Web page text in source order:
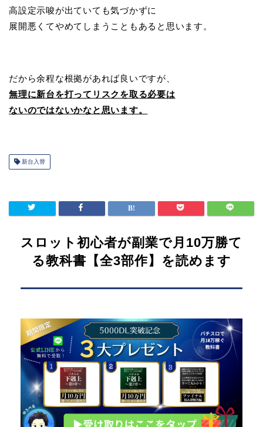
高設定示唆が出ていても気づかずに
展開悪くてやめてしまうこともあると思います。
だから余程な根拠があれば良いですが、
無理に新台を打ってリスクを取る必要は
ないのではないかなと思います。
新台入替
スロット初心者が副業で月10万勝て
る教科書【全3部作】を読めます